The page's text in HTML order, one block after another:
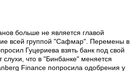
больше не является главой
всей группой "Сафмар". Перемены в
Гуцериева взять банк под свой
слухи, что в "Бинбанке" меняется
Finance попросила одобрения у